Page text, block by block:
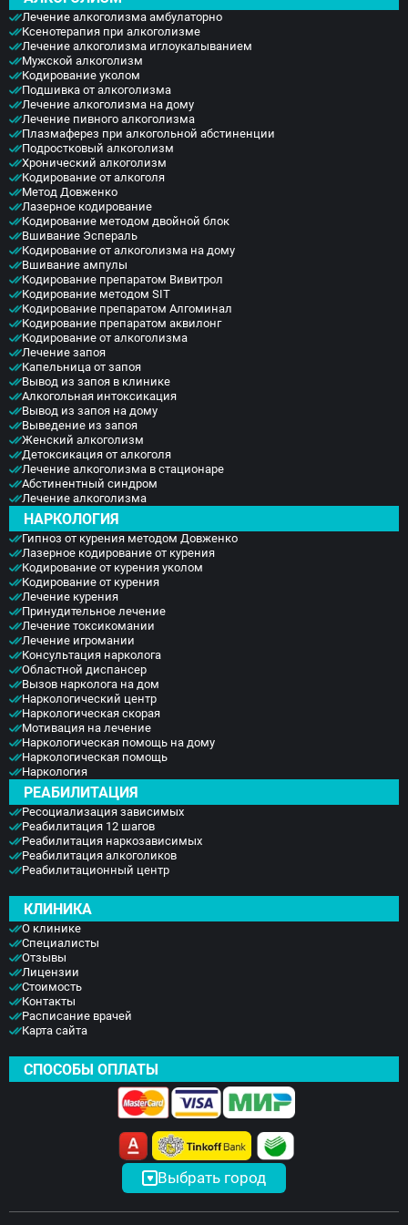
Лечение алкоголизма амбулаторно
Ксенотерапия при алкоголизме
Лечение алкоголизма иглоукалыванием
Мужской алкоголизм
Кодирование уколом
Подшивка от алкоголизма
Лечение алкоголизма на дому
Лечение пивного алкоголизма
Плазмаферез при алкогольной абстиненции
Подростковый алкоголизм
Хронический алкоголизм
Кодирование от алкоголя
Метод Довженко
Лазерное кодирование
Кодирование методом двойной блок
Вшивание Эспераль
Кодирование от алкоголизма на дому
Вшивание ампулы
Кодирование препаратом Вивитрол
Кодирование методом SIT
Кодирование препаратом Алгоминал
Кодирование препаратом аквилонг
Кодирование от алкоголизма
Лечение запоя
Капельница от запоя
Вывод из запоя в клинике
Алкогольная интоксикация
Вывод из запоя на дому
Выведение из запоя
Женский алкоголизм
Детоксикация от алкоголя
Лечение алкоголизма в стационаре
Абстинентный синдром
Лечение алкоголизма
НАРКОЛОГИЯ
Гипноз от курения методом Довженко
Лазерное кодирование от курения
Кодирование от курения уколом
Кодирование от курения
Лечение курения
Принудительное лечение
Лечение токсикомании
Лечение игромании
Консультация нарколога
Областной диспансер
Вызов нарколога на дом
Наркологический центр
Наркологическая скорая
Мотивация на лечение
Наркологическая помощь на дому
Наркологическая помощь
Наркология
РЕАБИЛИТАЦИЯ
Ресоциализация зависимых
Реабилитация 12 шагов
Реабилитация наркозависимых
Реабилитация алкоголиков
Реабилитационный центр
КЛИНИКА
О клинике
Специалисты
Отзывы
Лицензии
Стоимость
Контакты
Расписание врачей
Карта сайта
СПОСОБЫ ОПЛАТЫ
Выбрать город